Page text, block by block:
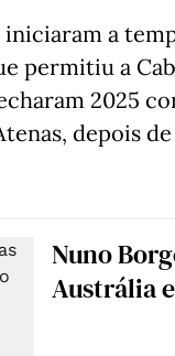
a
permitiu a
2025
depois
Nuno
Austrália